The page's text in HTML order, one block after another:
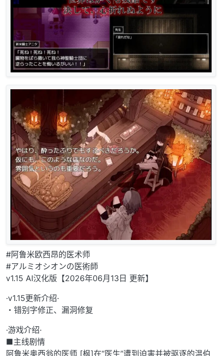
#阿鲁米欧西昂的医术师
#アルミオシオンの医術師
v1.15 AI汉化版【2026年06月13日 更新】
·v1.15更新介绍·
・错别字修正、漏洞修复
·游戏介绍·
■主线剧情
阿鲁米奥西翁的医师 [枫]在“医生”遭到迫害并被驱逐的温伯